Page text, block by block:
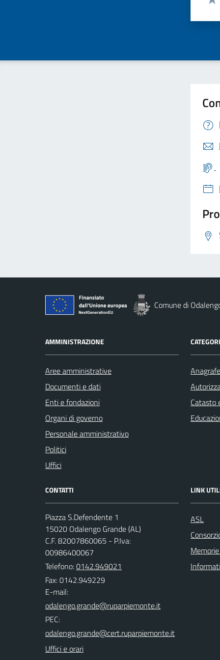
Comune di
AMMINISTRAZIONE
Aree amministrative
Documenti e dati
Enti e fondazioni
Organi di governo
Personale amministrativo
Politici
Uffici
Catasto
CONTATTI
Piazza S.Defendente 1
15020 Odalengo Grande (AL)
C.F. 82007860065 - P.Iva:
00986400067
Telefono:0142.949021
Fax: 0142.949229
E-mail:
PEC:
Uffici e orari
LINK
ASL